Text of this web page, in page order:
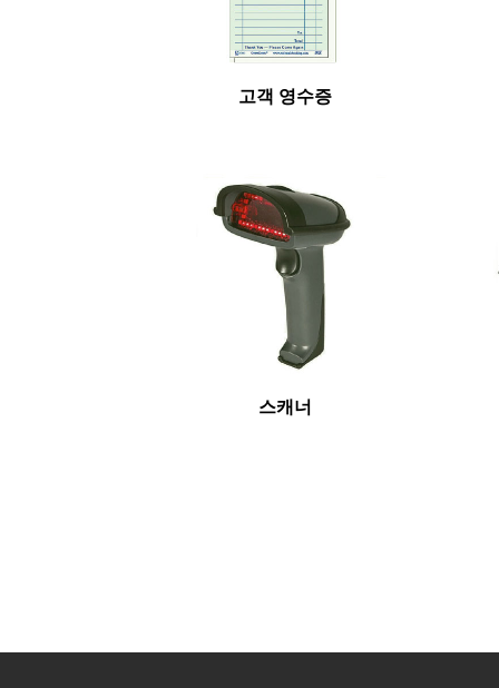
고객 영수증
스캐너